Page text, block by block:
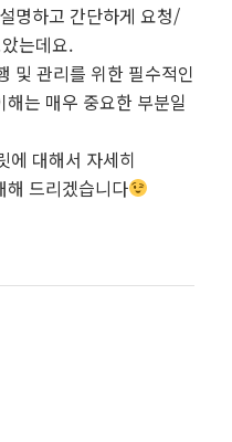
명하고 간단하게 요청/
는데요.
및 관리를 위한 필수적인
는 매우 중요한 부분일
에 대해서 자세히
해 드리겠습니다